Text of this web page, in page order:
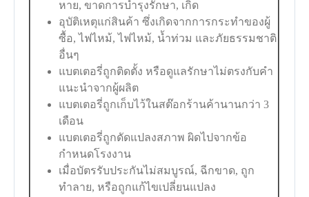
หาย, ขาดการบำรุงรักษา, เกิด
อุบัติเหตุแก่สินค้า ซึ่งเกิดจากการกระทำของผู้
ซื้อ, ไฟไหม้, ไฟไหม้, น้ำท่วม และภัยธรรมชาติ
อื่นๆ
แบตเตอรี่ถูกติดตั้ง หรือดูแลรักษาไม่ตรงกับคำ
แนะนำจากผู้ผลิต
แบตเตอรี่ถูกเก็บไว้ในสต๊อกร้านค้านานกว่า 3
เดือน
แบตเตอรี่ถูกดัดแปลงสภาพ ผิดไปจากข้อ
กำหนดโรงงาน
เมื่อบัตรรับประกันไม่สมบูรณ์, ฉีกขาด, ถูก
ทำลาย, หรือถูกแก้ไขเปลี่ยนแปลง